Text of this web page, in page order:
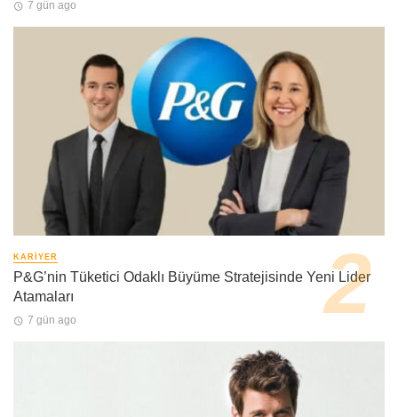
7 gün ago
KARIYER
P&G’nin Tüketici Odaklı Büyüme Stratejisinde Yeni Lider
Atamaları
7 gün ago